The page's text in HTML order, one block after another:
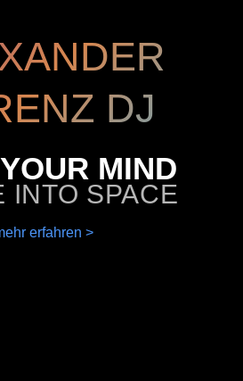
DJ
MIND
INTO SPACE
erfahren >